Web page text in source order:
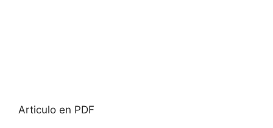
Articulo en PDF